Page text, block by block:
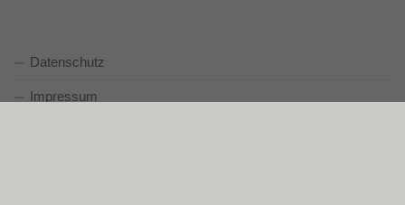
Datenschutz
Impressum